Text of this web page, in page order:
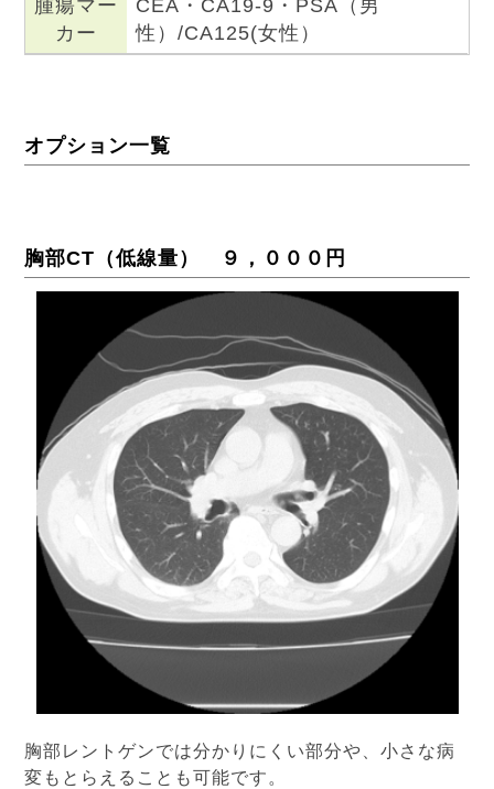
腫瘍マー
カー
CEA・CA19-9・PSA（男
性）/CA125(女性）
オプション一覧
胸部CT（低線量） ９，０００円
胸部レントゲンでは分かりにくい部分や、小さな病
変もとらえることも可能です。